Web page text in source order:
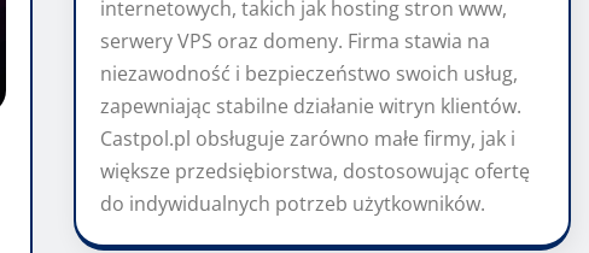
internetowych, takich jak hosting stron www,
serwery VPS oraz domeny. Firma stawia na
niezawodność i bezpieczeństwo swoich usług,
zapewniając stabilne działanie witryn klientów.
Castpol.pl obsługuje zarówno małe firmy, jak i
większe przedsiębiorstwa, dostosowując ofertę
do indywidualnych potrzeb użytkowników.